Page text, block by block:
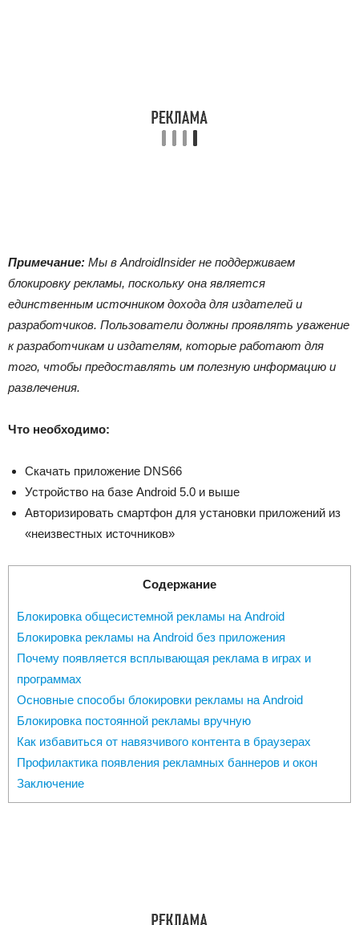
Примечание: Мы в AndroidInsider не поддерживаем
блокировку рекламы, поскольку она является
единственным источником дохода для издателей и
разработчиков. Пользователи должны проявлять уважение
к разработчикам и издателям, которые работают для
того, чтобы предоставлять им полезную информацию и
развлечения.
Что необходимо:
Скачать приложение DNS66
Устройство на базе Android 5.0 и выше
Авторизировать смартфон для установки приложений из
«неизвестных источников»
Содержание
Блокировка общесистемной рекламы на Android
Блокировка рекламы на Android без приложения
Почему появляется всплывающая реклама в играх и
программах
Основные способы блокировки рекламы на Android
Блокировка постоянной рекламы вручную
Как избавиться от навязчивого контента в браузерах
Профилактика появления рекламных баннеров и окон
Заключение